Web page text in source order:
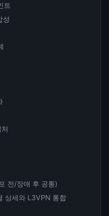
트
성
전/장애 후 공통)
상세와 L3VPN 통합